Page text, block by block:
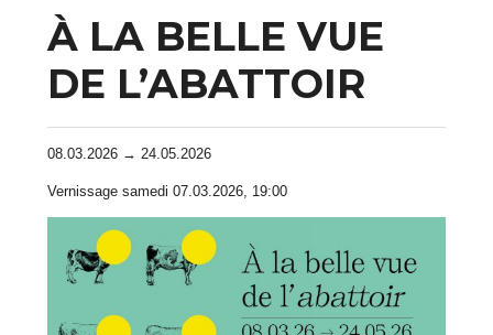
À LA BELLE VUE
DE L’ABATTOIR
08.03.2026 → 24.05.2026
Vernissage samedi 07.03.2026, 19:00